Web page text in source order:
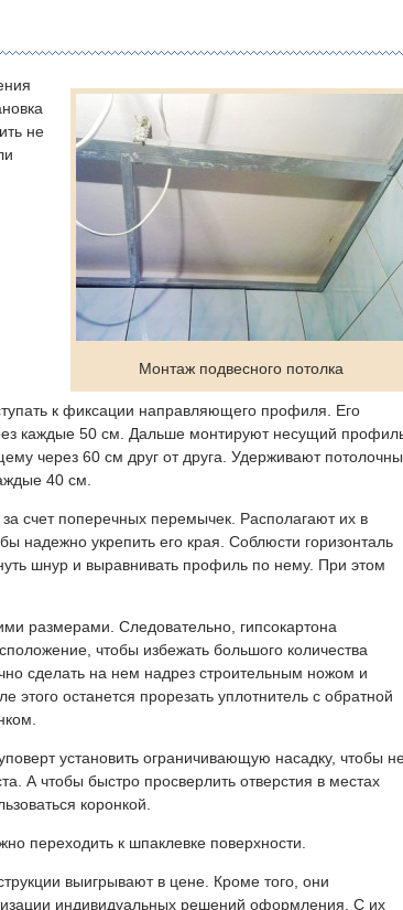
Монтаж подвесного потолка
не
к фиксации направляющего профиля. Его
каждые 50 см. Дальше монтируют несущий
через 60 см друг от друга. Удерживают
40 см.
счет поперечных перемычек. Располагают их в
надежно укрепить его края. Соблюсти горизонталь
шнур и выравнивать профиль по нему. При этом
размерами. Следовательно, гипсокартона
чтобы избежать большого количества
сделать на нем надрез строительным ножом и
останется прорезать уплотнитель с обратной
установить ограничивающую насадку, чтобы
А чтобы быстро просверлить отверстия в местах
коронкой.
переходить к шпаклевке поверхности.
выигрывают в цене. Кроме того, они
индивидуальных решений оформления. С их